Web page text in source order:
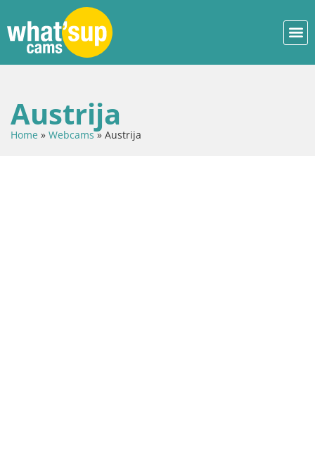
Austrija
Home » Webcams» Austrija